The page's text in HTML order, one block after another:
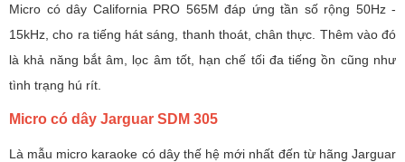
Micro có dây California PRO 565M đáp ứng tần số rộng 50Hz -
15kHz, cho ra tiếng hát sáng, thanh thoát, chân thực. Thêm vào đó
là khả năng bắt âm, lọc âm tốt, hạn chế tối đa tiếng ồn cũng như
tình trạng hú rít.
Micro có dây Jarguar SDM 305
Là mẫu micro karaoke có dây thế hệ mới nhất đến từ hãng Jarguar